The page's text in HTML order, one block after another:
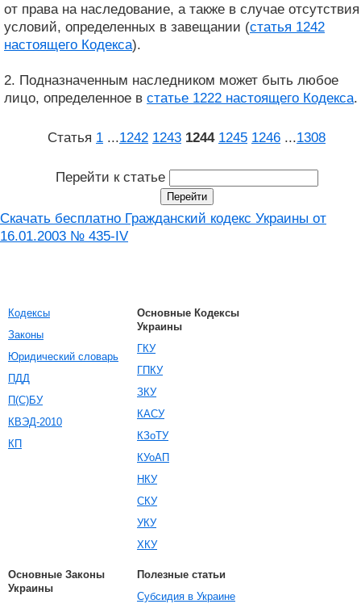
от права на наследование, а также в случае отсутствия
условий, определенных в завещании (статья 1242
настоящего Кодекса).
2. Подназначенным наследником может быть любое
лицо, определенное в статье 1222 настоящего Кодекса.
Статья 1 ...1242 1243 1244 1245 1246 ...1308
Перейти к статье
Скачать бесплатно Гражданский кодекс Украины от
16.01.2003 № 435-IV
Кодексы
Законы
Юридический словарь
ПДД
П(С)БУ
КВЭД-2010
КП
Основные Кодексы
Украины
ГКУ
ГПКУ
ЗКУ
КАСУ
КЗоТУ
КУоАП
НКУ
СКУ
УКУ
ХКУ
Основные Законы
Украины
Полезные статьи
Субсидия в Украине